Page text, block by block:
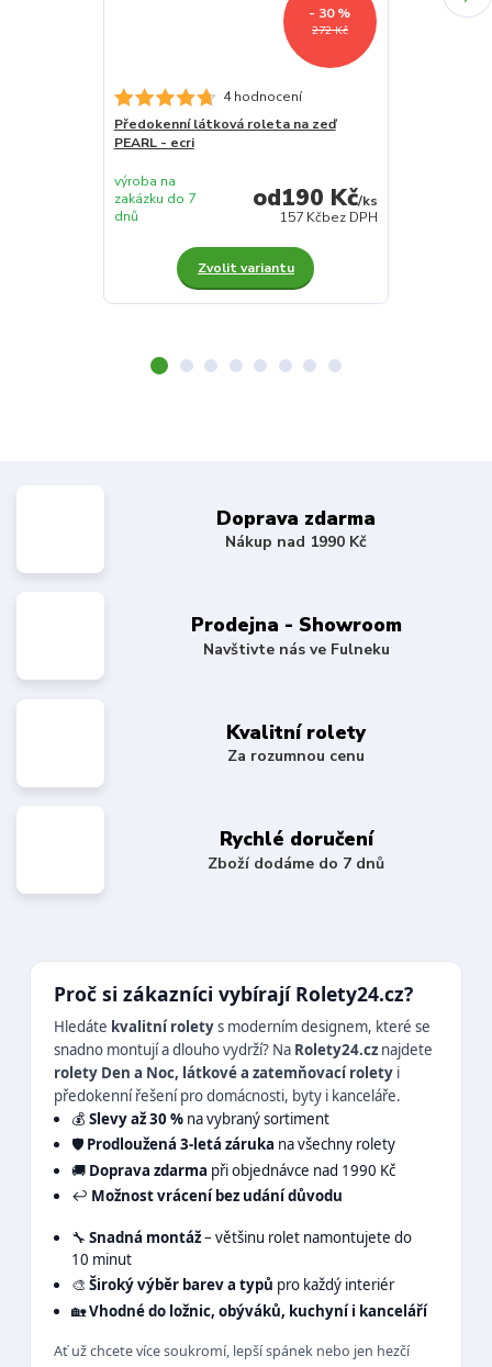
272 Kč
- 30 %
4 hodnocení
Předokenní látková roleta na zeď
PEARL - ecri
190 Kč/ks
157 Kčbez DPH
výroba na
zakázku do 7
dnů
Zvolit variantu
Doprava zdarma
Nákup nad 1990 Kč
Prodejna - Showroom
Navštivte nás ve Fulneku
Kvalitní rolety
Za rozumnou cenu
Rychlé doručení
Zboží dodáme do 7 dnů
Proč si zákazníci vybírají Rolety24.cz?
Hledáte kvalitní roletys moderním designem, které se
snadno montují a dlouho vydrží? Na Rolety24.cz najdete
rolety Den a Noc, látkové a zatemňovací rolety i
předokenní řešení pro domácnosti, byty i kanceláře.
💰 Slevy až 30 %na vybraný sortiment
🛡️ Prodloužená 3-letá záruka na všechny rolety
🚚 Doprava zdarma při objednávce nad 1990 Kč
↩️ Možnost vrácení bez udání důvodu
🔧 Snadná montáž– většinu rolet namontujete do
10 minut
🎨 Široký výběr barev a typů pro každý interiér
🏡Vhodné do ložnic, obýváků, kuchyní i kanceláří
Ať už chcete více soukromí, lepší spánek nebo jen hezčí